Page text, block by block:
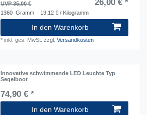
UVP 35,00 € 26,00 € *
1360 Gramm | 19,12 € / Kilogramm
In den Warenkorb
*inkl. ges. MwSt. zzgl.Versandkosten
Innovative schwimmende LED Leuchte Typ
Segelboot
74,90 € *
In den Warenkorb